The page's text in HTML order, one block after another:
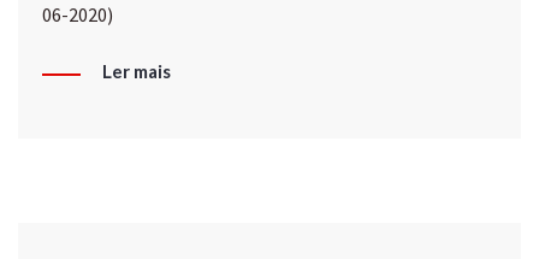
06-2020)
Ler mais